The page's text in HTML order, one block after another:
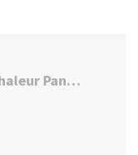
Installation de Pompe à chaleur Panasonic à Paris